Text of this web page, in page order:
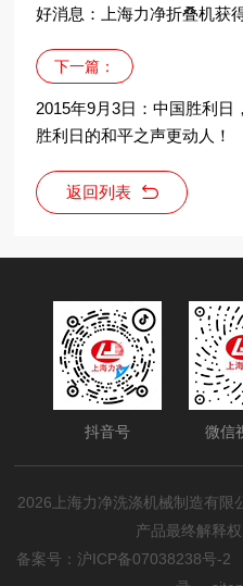
好消息：上海力净折叠机获
下一篇：
2015年9月3日：中国胜利日
胜利日的和平之声更动人！
返回列表
抖音号 微信
2026上海力净洗涤机械制造有限
产品最终解释
备案号：沪ICP备07038238号-2